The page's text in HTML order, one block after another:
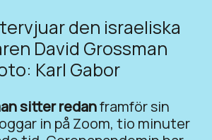
den israeliska
David Grossman
Karl Gabor
sitter redanframför sin
in på Zoom, tio minuter